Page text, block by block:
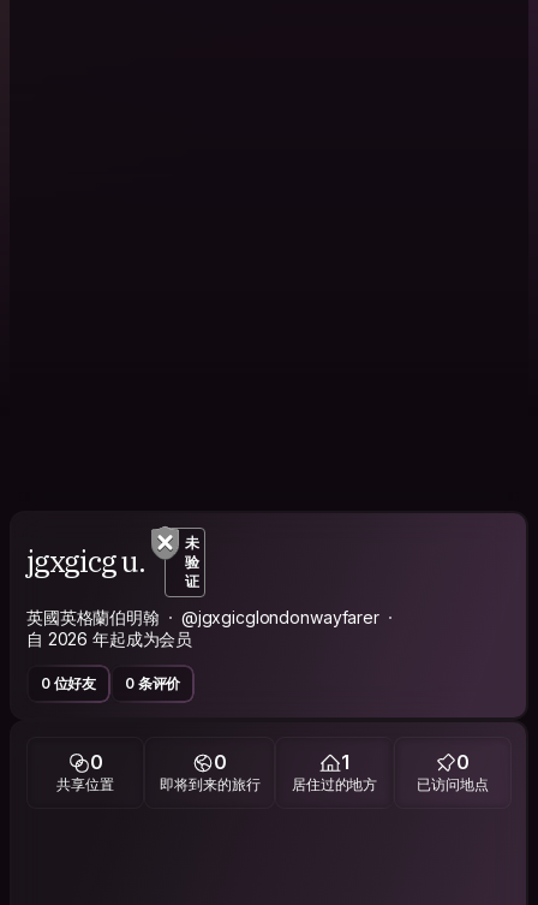
jgxgicg u.
未
验
证
英國英格蘭伯明翰
@jgxgicglondonwayfarer
自 2026 年起成为会员
0 位好友 0 条评价
0
共享位置
0
即将到来的旅行
1
居住过的地方
0
已访问地点